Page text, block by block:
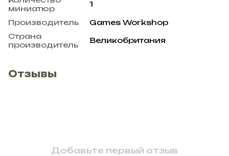
миниатюр
1
Производитель
Games Workshop
Страна
производитель
Великобритания
Отзывы
Добавьте первый отзыв